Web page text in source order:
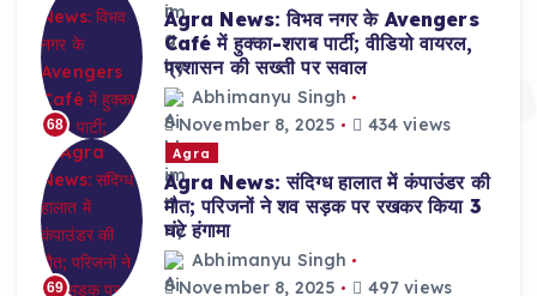
68
Agra News: विभव नगर के Avengers
Café में हुक्का-शराब पार्टी; वीडियो वायरल,
प्रशासन की सख्ती पर सवाल
Abhimanyu Singh
November 8, 2025
434 views
69
Agra
Agra News: संदिग्ध हालात में कंपाउंडर की
मौत; परिजनों ने शव सड़क पर रखकर किया 3
घंटे हंगामा
Abhimanyu Singh
November 8, 2025
497 views